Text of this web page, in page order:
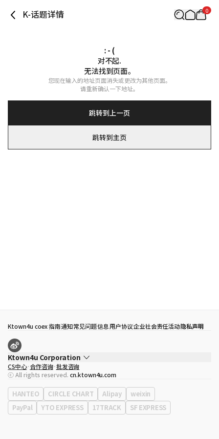
K-话题详情 0
: - (
对不起.
无法找到页面。
您现在输入的地址页面消失或更改为其他页面。
请重新确认一下地址。
跳转到上一页
跳转到主页
Ktown4u coex 指南通知常见问题信息用户协议企业社会责任活动隐私声明
Ktown4u Corporation
代表
宋効珉
营业执照 120-87-71116
公司地址 首尔特别市 江南区 岭东大路 513号 3楼 （三成洞， coex)
CS中心 合作咨询 批发咨询
ⓒ All rights reserved. cn.ktown4u.com
HANTEO CIRCLE CHART Alipay
weixin
PayPal
YTO EXPRESS 17TRACK SF EXPRESS